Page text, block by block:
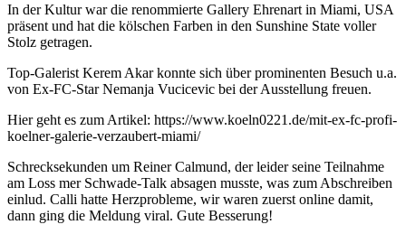
In der Kultur war die renommierte Gallery Ehrenart in Miami, USA
präsent und hat die kölschen Farben in den Sunshine State voller
Stolz getragen.
Top-Galerist Kerem Akar konnte sich über prominenten Besuch u.a.
von Ex-FC-Star Nemanja Vucicevic bei der Ausstellung freuen.
Hier geht es zum Artikel: https://www.koeln0221.de/mit-ex-fc-profi-
koelner-galerie-verzaubert-miami/
Schrecksekunden um Reiner Calmund, der leider seine Teilnahme
am Loss mer Schwade-Talk absagen musste, was zum Abschreiben
einlud. Calli hatte Herzprobleme, wir waren zuerst online damit,
dann ging die Meldung viral. Gute Besserung!